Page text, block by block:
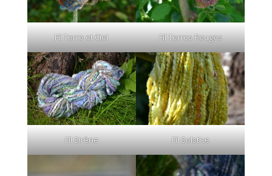
Fil Terre et Ciel Fil Terres Rouges
Fil Sirène Fil Solstice